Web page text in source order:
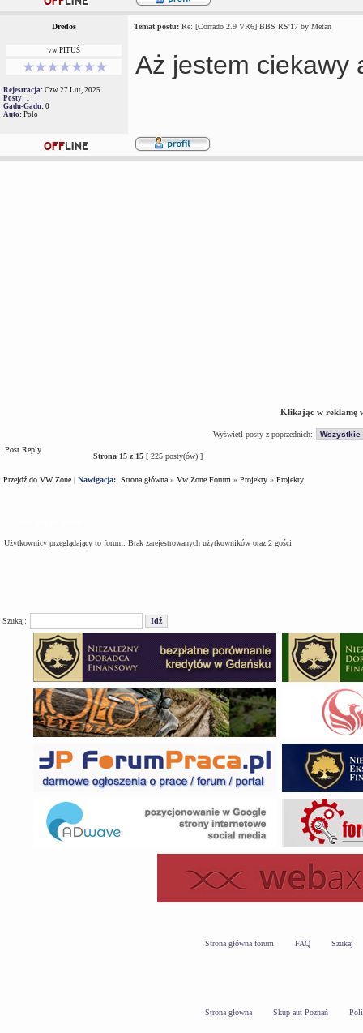
Dredos Temat postu: Re: [Corrado 2.9 VR6] BBS RS'17 by Metan
vw PITUŚ
Rejestracja: Czw 27 Lut, 2025
Posty: 1
Gadu-Gadu: 0
Auto: Polo
Aż jestem ciekawy
Klikając w reklamę
Wyświetl posty z poprzednich:
Post Reply
Strona 15 z 15 [ 225 posty(ów) ]
Przejdź do VW Zone | Nawigacja: Strona główna » Vw Zone Forum » Projekty » Projekty
Użytkownicy przeglądający to forum: Brak zarejestrowanych użytkowników oraz 2 gości
Szukaj:
Strona główna forum FAQ Szukaj
Strona główna Skup aut Poznań